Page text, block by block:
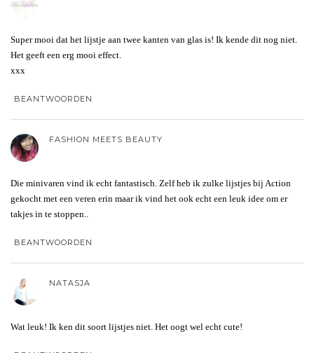
Super mooi dat het lijstje aan twee kanten van glas is! Ik kende dit nog niet.
Het geeft een erg mooi effect.
xxx
BEANTWOORDEN
FASHION MEETS BEAUTY
Die minivaren vind ik echt fantastisch. Zelf heb ik zulke lijstjes bij Action
gekocht met een veren erin maar ik vind het ook echt een leuk idee om er
takjes in te stoppen..
BEANTWOORDEN
NATASJA
Wat leuk! Ik ken dit soort lijstjes niet. Het oogt wel echt cute!